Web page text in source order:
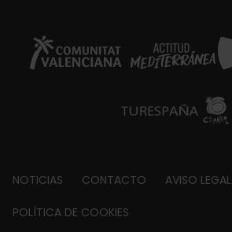
Footer
about
NOTICIAS CONTACTO AVISO LEGAL
POLÍTICA DE COOKIES